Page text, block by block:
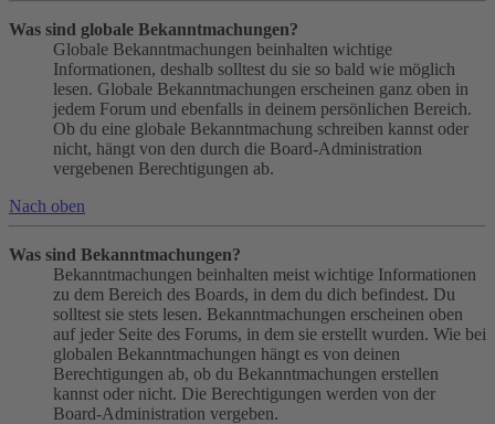
Was sind globale Bekanntmachungen?
Globale Bekanntmachungen beinhalten wichtige
Informationen, deshalb solltest du sie so bald wie möglich
lesen. Globale Bekanntmachungen erscheinen ganz oben in
jedem Forum und ebenfalls in deinem persönlichen Bereich.
Ob du eine globale Bekanntmachung schreiben kannst oder
nicht, hängt von den durch die Board-Administration
vergebenen Berechtigungen ab.
Nach oben
Was sind Bekanntmachungen?
Bekanntmachungen beinhalten meist wichtige Informationen
zu dem Bereich des Boards, in dem du dich befindest. Du
solltest sie stets lesen. Bekanntmachungen erscheinen oben
auf jeder Seite des Forums, in dem sie erstellt wurden. Wie bei
globalen Bekanntmachungen hängt es von deinen
Berechtigungen ab, ob du Bekanntmachungen erstellen
kannst oder nicht. Die Berechtigungen werden von der
Board-Administration vergeben.